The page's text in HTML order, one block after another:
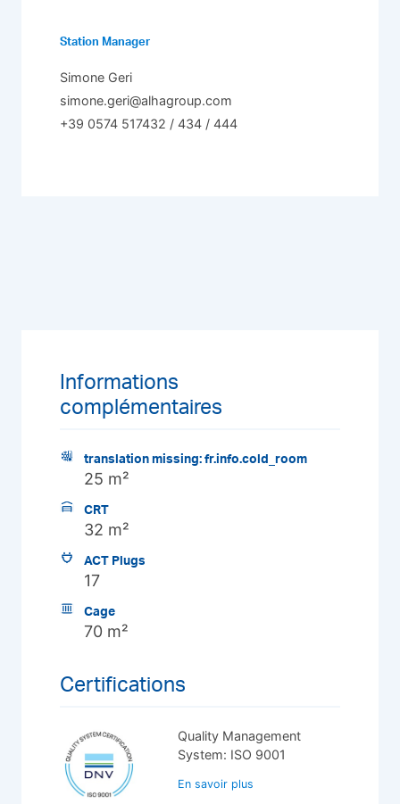
Station Manager
Simone Geri
simone.geri@alhagroup.com
+39 0574 517432 / 434 / 444
Informations
complémentaires
translation missing: fr.info.cold_room
25 m²
CRT
32 m²
ACT Plugs
17
Cage
70 m²
Certifications
Quality Management
System: ISO 9001
En savoir plus